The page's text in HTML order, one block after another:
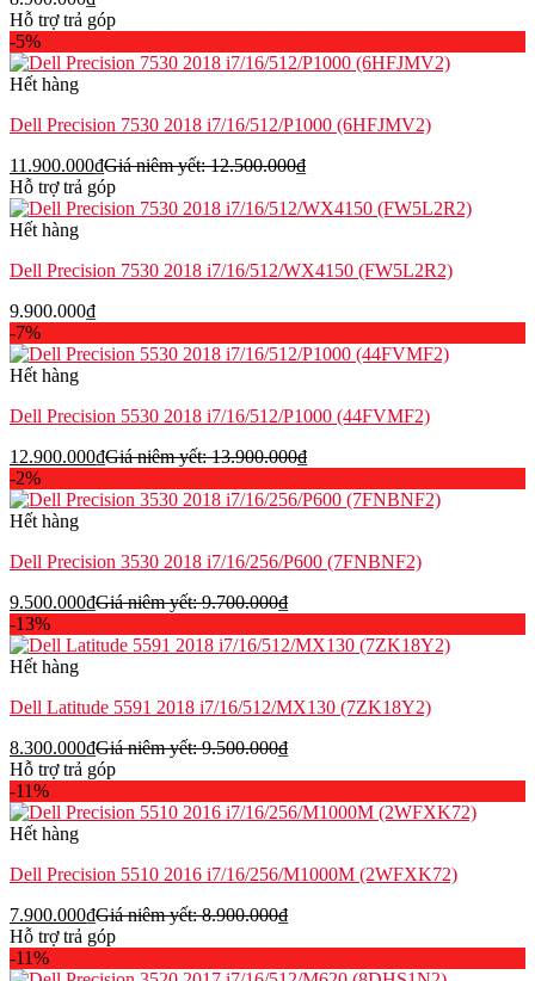
Hỗ trợ trả góp
-5%
Hết hàng
Dell Precision 7530 2018 i7/16/512/P1000 (6HFJMV2)
11.900.000₫Giá niêm yết:12.500.000₫
Hỗ trợ trả góp
Hết hàng
Dell Precision 7530 2018 i7/16/512/WX4150 (FW5L2R2)
9.900.000₫
-7%
Hết hàng
Dell Precision 5530 2018 i7/16/512/P1000 (44FVMF2)
12.900.000₫Giá niêm yết:13.900.000₫
-2%
Hết hàng
Dell Precision 3530 2018 i7/16/256/P600 (7FNBNF2)
9.500.000₫Giá niêm yết:9.700.000₫
-13%
Hết hàng
Dell Latitude 5591 2018 i7/16/512/MX130 (7ZK18Y2)
8.300.000₫Giá niêm yết:9.500.000₫
Hỗ trợ trả góp
-11%
Hết hàng
Dell Precision 5510 2016 i7/16/256/M1000M (2WFXK72)
7.900.000₫Giá niêm yết:8.900.000₫
Hỗ trợ trả góp
-11%